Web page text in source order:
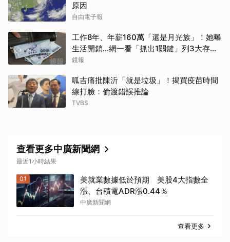
原因
自由電子報
工作8年、年薪160萬「還是月光族」！她曝
生活開銷…網一看「抓出1關鍵」列3大存錢
法
鏡報
呱吉痛批陳沂「就是垃圾」！揭買疫苗時間
線打臉：偷渡錯誤推論
TVBS
查看更多中廣新聞網
最近1小時結果
01
美就業數據低於預期 美股4大指數全
漲、台積電ADR漲0.44％
中廣新聞網
查看更多